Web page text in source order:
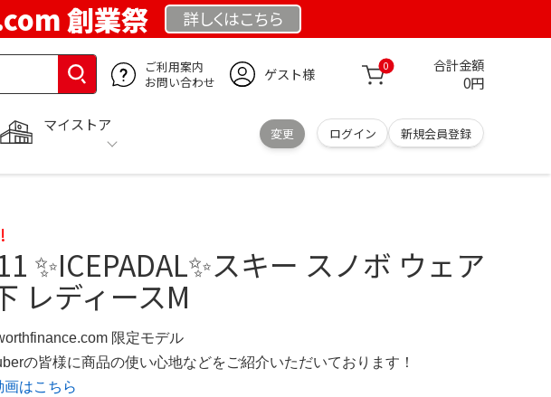
創業祭 詳しくはこちら
ご利用案内
お問い合わせ
ゲスト様 0 合計金額
0円
マイストア
変更 ログイン 新規会員登録
✨ICEPADAL✨スキー スノボ ウェア
レディースM
限定モデル
の皆様に商品の使い心地などをご紹介いただいております！
画はこちら